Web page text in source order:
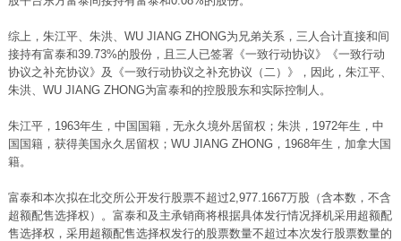
综上，朱江平、朱洪、WU JIANG ZHONG为兄弟关系，三人合计直接和间
接持有富泰和39.73%的股份，且三人已签署《一致行动协议》《一致行动
协议之补充协议》及《一致行动协议之补充协议（二）》，因此，朱江平、
朱洪、WU JIANG ZHONG为富泰和的控股股东和实际控制人。
朱江平，1963年生，中国国籍，无永久境外居留权；朱洪，1972年生，中
国国籍，获得美国永久居留权；WU JIANG ZHONG，1968年生，加拿大国
籍。
富泰和本次拟在北交所公开发行股票不超过2,977.1667万股（含本数，不含
超额配售选择权）。富泰和及主承销商将根据具体发行情况择机采用超额配
售选择权，采用超额配售选择权发行的股票数量不超过本次发行股票数量的